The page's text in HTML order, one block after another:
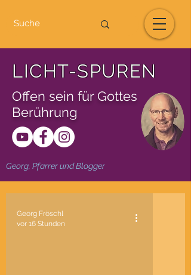
LICHT-SPUREN
Offen sein für Gottes
Berührung
Georg, Pfarrer und Blogger
Georg Fröschl
vor 16 Stunden